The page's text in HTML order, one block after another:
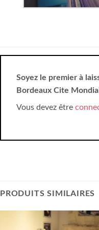
Soyez le premier à
Bordeaux Cite
Vous devez être
PRODUITS SIMILAIRES